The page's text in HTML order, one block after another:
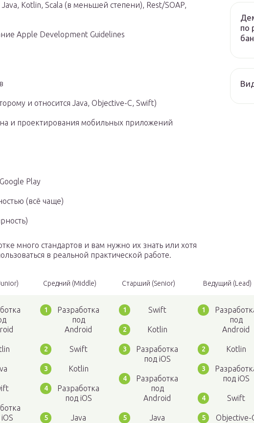
Kotlin, Scala (в меньшей степени), Rest/SOAP,
Apple Development Guidelines
и относится Java, Objective-C, Swift)
и проектирования мобильных приложений
Play
(всё чаще)
много стандартов и вам нужно их знать или хотя
в реальной практической работе.
Средний (Middle) Старший (Senior) Ведущий (Lead)
Разработка
под
Android
Swift
Kotlin
Разработка
под iOS
Java
Swift
Kotlin
Разработка
под iOS
Разработка
под
Android
Java
под
Android
Kotlin
под iOS
Swift
Objective-
по